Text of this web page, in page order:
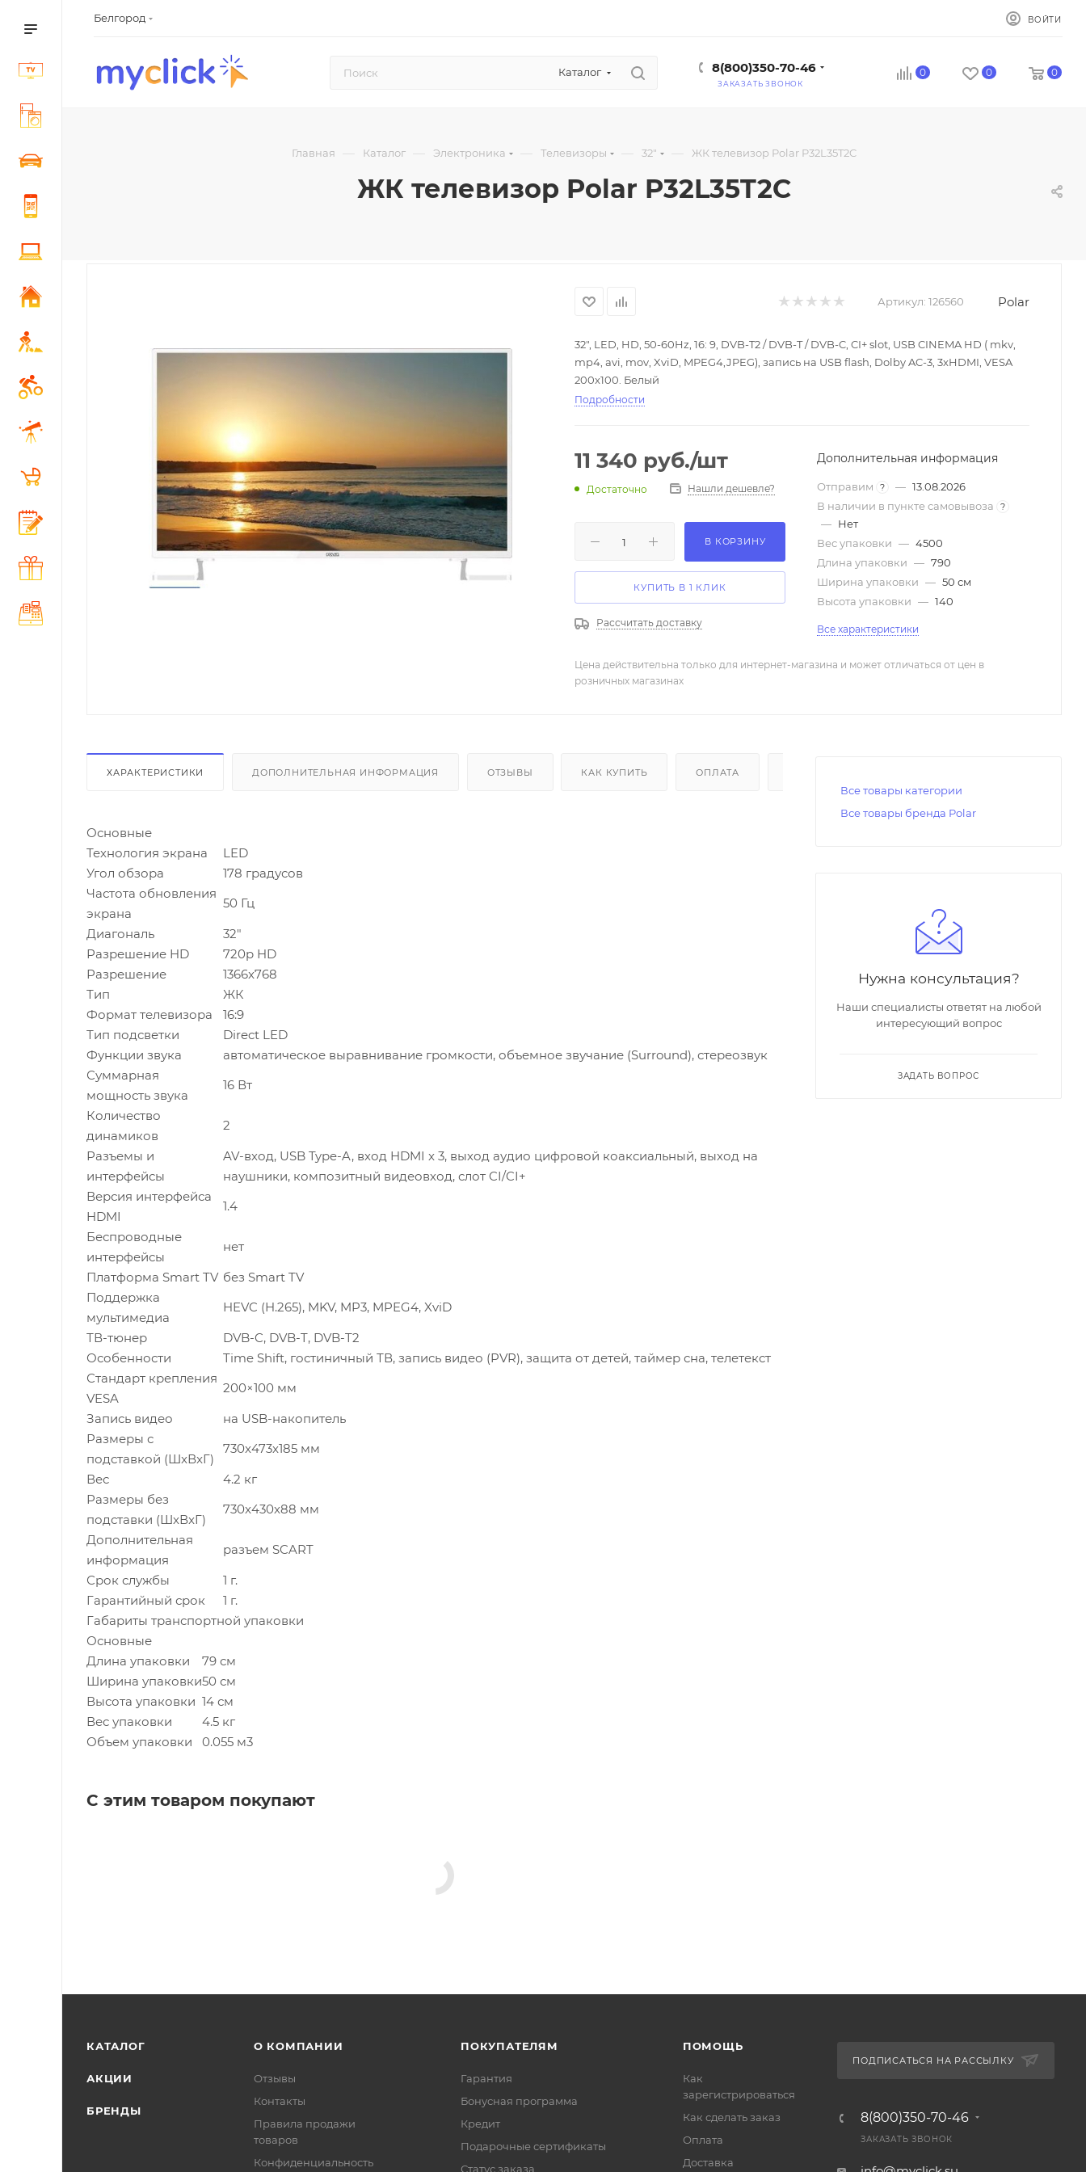
Белгород ВОЙТИ
Каталог 8(800)350-70-46
ЗАКАЗАТЬ ЗВОНОК
0 0 0
Главная — Каталог — Электроника — Телевизоры — 32" — ЖК телевизор Polar P32L35T2C
ЖК телевизор Polar P32L35T2C
Артикул: 126560 Polar
32", LED, HD, 50-60Hz, 16: 9, DVB-T2 / DVB-T / DVB-C, CI+ slot, USB CINEMA HD ( mkv,
mp4, avi, mov, XviD, MPEG4,JPEG), запись на USB flash, Dolby AC-3, 3xHDMI, VESA
200x100. Белый
Подробности
11 340 руб./шт
Достаточно Нашли дешевле?
В КОРЗИНУ
КУПИТЬ В 1 КЛИК
Рассчитать доставку
Дополнительная информация
Отправим ? — 13.08.2026
В наличии в пункте самовывоза
?
— Нет
Вес упаковки — 4500
Длина упаковки — 790
Ширина упаковки — 50 см
Высота упаковки — 140
Все характеристики
Цена действительна только для интернет-магазина и может отличаться от цен в
розничных магазинах
ХАРАКТЕРИСТИКИ ДОПОЛНИТЕЛЬНАЯ ИНФОРМАЦИЯ ОТЗЫВЫ КАК КУПИТЬ ОПЛАТА
Основные
Технология экрана
LED
Угол обзора
178 градусов
Частота обновления
экрана
50 Гц
Диагональ
32"
Разрешение HD
720p HD
Разрешение
1366x768
Тип
ЖК
Формат телевизора
16:9
Тип подсветки
Direct LED
Функции звука
автоматическое выравнивание громкости, объемное звучание (Surround), стереозвук
Суммарная
мощность звука
16 Вт
Количество
динамиков
2
Разъемы и
интерфейсы
AV-вход, USB Type-A, вход HDMI x 3, выход аудио цифровой коаксиальный, выход на
наушники, композитный видеовход, слот CI/CI+
Версия интерфейса
HDMI
1.4
Беспроводные
интерфейсы
нет
Платформа Smart TV без Smart TV
Поддержка
мультимедиа
HEVC (H.265), MKV, MP3, MPEG4, XviD
ТВ-тюнер
DVB-C, DVB-T, DVB-T2
Особенности
Time Shift, гостиничный ТВ, запись видео (PVR), защита от детей, таймер сна, телетекст
Стандарт крепления
VESA
200×100 мм
Запись видео
на USB-накопитель
Размеры с
подставкой (ШxВxГ)
730x473x185 мм
Вес
4.2 кг
Размеры без
подставки (ШxВxГ)
730x430x88 мм
Дополнительная
информация
разъем SCART
Срок службы
1 г.
Гарантийный срок
1 г.
Габариты транспортной упаковки
Основные
Длина упаковки
79 см
Ширина упаковки50 см
Высота упаковки 14 см
Вес упаковки
4.5 кг
Объем упаковки
0.055 м3
С этим товаром покупают
Все товары категории
Все товары бренда Polar
Нужна консультация?
Наши специалисты ответят на любой
интересующий вопрос
ЗАДАТЬ ВОПРОС
КАТАЛОГ
АКЦИИ
БРЕНДЫ
О КОМПАНИИ
Отзывы
Контакты
Правила продажи
товаров
Конфиденциальность
ПОКУПАТЕЛЯМ
Гарантия
Бонусная программа
Кредит
Подарочные сертификаты
Статус заказа
ПОМОЩЬ
Как
зарегистрироваться
Как сделать заказ
Оплата
Доставка
ПОДПИСАТЬСЯ НА РАССЫЛКУ
8(800)350-70-46
ЗАКАЗАТЬ ЗВОНОК